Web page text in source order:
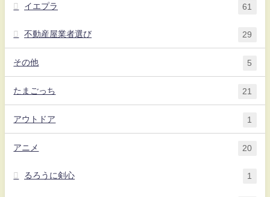
イエプラ 61
不動産屋業者選び 29
その他 5
たまごっち 21
アウトドア 1
アニメ 20
るろうに剣心 1